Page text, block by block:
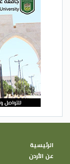
الرئيسية
عن الأردن